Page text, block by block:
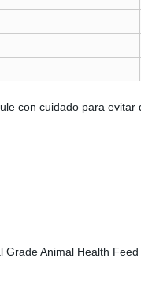
con cuidado para